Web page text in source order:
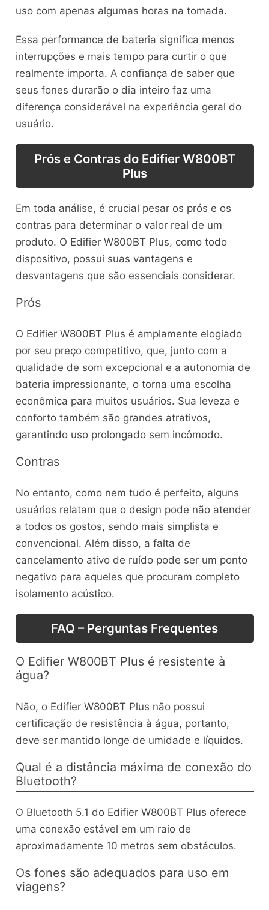
uso com apenas algumas horas na tomada.
Essa performance de bateria significa menos
interrupções e mais tempo para curtir o que
realmente importa. A confiança de saber que
seus fones durarão o dia inteiro faz uma
diferença considerável na experiência geral do
usuário.
Prós e Contras do Edifier W800BT
Plus
Em toda análise, é crucial pesar os prós e os
contras para determinar o valor real de um
produto. O Edifier W800BT Plus, como todo
dispositivo, possui suas vantagens e
desvantagens que são essenciais considerar.
Prós
O Edifier W800BT Plus é amplamente elogiado
por seu preço competitivo, que, junto com a
qualidade de som excepcional e a autonomia de
bateria impressionante, o torna uma escolha
econômica para muitos usuários. Sua leveza e
conforto também são grandes atrativos,
garantindo uso prolongado sem incômodo.
Contras
No entanto, como nem tudo é perfeito, alguns
usuários relatam que o design pode não atender
a todos os gostos, sendo mais simplista e
convencional. Além disso, a falta de
cancelamento ativo de ruído pode ser um ponto
negativo para aqueles que procuram completo
isolamento acústico.
FAQ – Perguntas Frequentes
O Edifier W800BT Plus é resistente à
água?
Não, o Edifier W800BT Plus não possui
certificação de resistência à água, portanto,
deve ser mantido longe de umidade e líquidos.
Qual é a distância máxima de conexão do
Bluetooth?
O Bluetooth 5.1 do Edifier W800BT Plus oferece
uma conexão estável em um raio de
aproximadamente 10 metros sem obstáculos.
Os fones são adequados para uso em
viagens?